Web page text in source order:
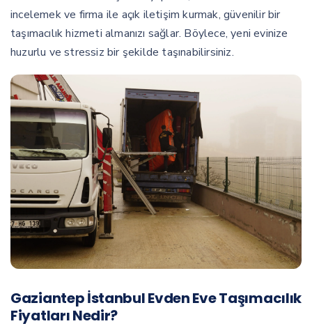
incelemek ve firma ile açık iletişim kurmak, güvenilir bir
taşımacılık hizmeti almanızı sağlar. Böylece, yeni evinize
huzurlu ve stressiz bir şekilde taşınabilirsiniz.
Gaziantep İstanbul Evden Eve Taşımacılık
Fiyatları Nedir?